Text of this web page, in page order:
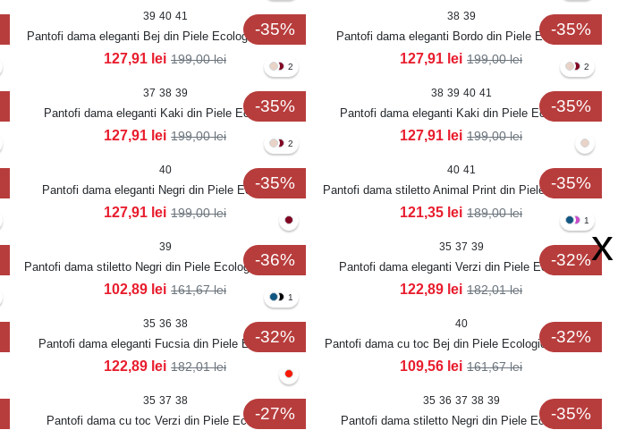
x
-35%
39 40 41
Pantofi dama eleganti Bej din Piele Ecologica Lacuita
Ninika
127,91 lei 199,00lei
-35%
38 39
Pantofi dama eleganti Bordo din Piele Ecologica
Lacuita Ziva
127,91 lei 199,00lei
-35%
2
37 38 39
Pantofi dama eleganti Kaki din Piele Ecologica
Lacuita Ziva
127,91 lei 199,00lei
-35%
2
38 39 40 41
Pantofi dama eleganti Kaki din Piele Ecologica
Lacuita Ninika
127,91 lei 199,00lei
-35%
2
40
Pantofi dama eleganti Negri din Piele Ecologica
Lacuita Ziva
127,91 lei 199,00lei
-35%
40 41
Pantofi dama stiletto Animal Print din Piele Ecologica
Lacuita Fatary
121,35 lei 189,00lei
-36%
39
Pantofi dama stiletto Negri din Piele Ecologica Lacuita
Edriana
102,89 lei 161,67lei
-32%
1
35 37 39
Pantofi dama eleganti Verzi din Piele Ecologica
Intoarsa Grazyna
122,89 lei 182,01lei
-32%
1
35 36 38
Pantofi dama eleganti Fucsia din Piele Ecologica
Intoarsa Grazyna
122,89 lei 182,01lei
-32%
40
Pantofi dama cu toc Bej din Piele Ecologica Intoarsa
Tesha
109,56 lei 161,67lei
-27%
35 37 38
Pantofi dama cu toc Verzi din Piele Ecologica
-35%
35 36 37 38 39
Pantofi dama stiletto Negri din Piele Ecologica